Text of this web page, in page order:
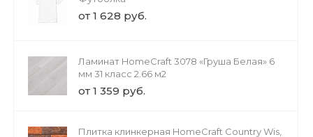
от 1 628 руб.
Ламинат HomeCraft 3078 «Груша Белая» 6
мм 31 класс 2.66 м2
от 1 359 руб.
Плитка клинкерная HomeCraft Country Wis,